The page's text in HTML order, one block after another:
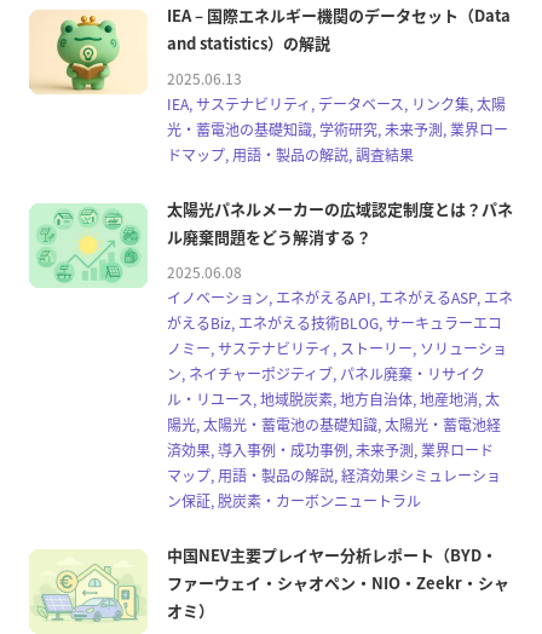
IEA – 国際エネルギー機関のデータセット（Data
and statistics）の解説
2025.06.13
IEA, サステナビリティ, データベース, リンク集, 太陽
光・蓄電池の基礎知識, 学術研究, 未来予測, 業界ロー
ドマップ, 用語・製品の解説, 調査結果
太陽光パネルメーカーの広域認定制度とは？パネ
ル廃棄問題をどう解消する？
2025.06.08
イノベーション, エネがえるAPI, エネがえるASP, エネ
がえるBiz, エネがえる技術BLOG, サーキュラーエコ
ノミー, サステナビリティ, ストーリー, ソリューショ
ン, ネイチャーポジティブ, パネル廃棄・リサイク
ル・リユース, 地域脱炭素, 地方自治体, 地産地消, 太
陽光, 太陽光・蓄電池の基礎知識, 太陽光・蓄電池経
済効果, 導入事例・成功事例, 未来予測, 業界ロード
マップ, 用語・製品の解説, 経済効果シミュレーショ
ン保証, 脱炭素・カーボンニュートラル
中国NEV主要プレイヤー分析レポート（BYD・
ファーウェイ・シャオペン・NIO・Zeekr・シャ
オミ）